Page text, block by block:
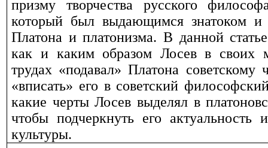
призму творчества русского
который был выдающимся знатоком и
Платона и платонизма. В данной
как и каким образом Лосев в своих
трудах «подавал» Платона советскому
«вписать» его в советский
какие черты Лосев выделял в
чтобы подчеркнуть его актуальность
культуры.